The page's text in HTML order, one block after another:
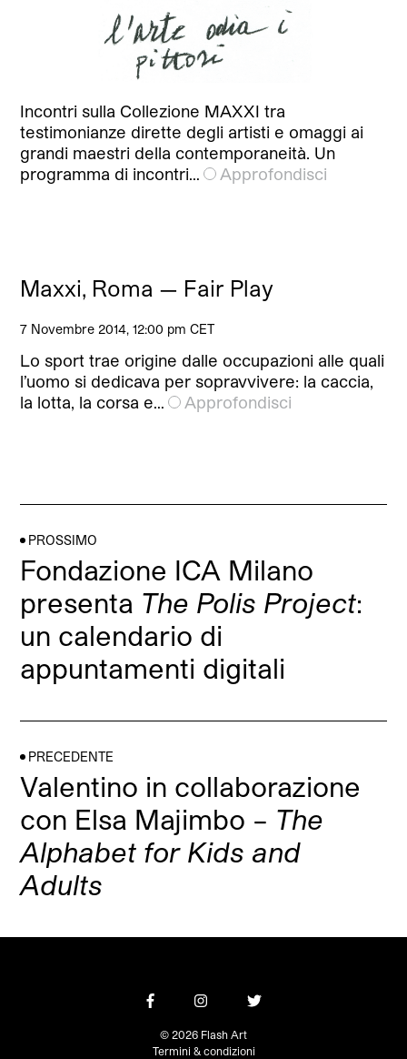
Incontri sulla Collezione MAXXI tra
testimonianze dirette degli artisti e omaggi ai
grandi maestri della contemporaneità. Un
programma di incontri…
Approfondisci
Maxxi, Roma — Fair Play
7 Novembre 2014, 12:00 pm CET
Lo sport trae origine dalle occupazioni alle quali
l’uomo si dedicava per sopravvivere: la caccia,
la lotta, la corsa e…
Approfondisci
PROSSIMO
Fondazione ICA Milano
presenta The Polis Project:
un calendario di
appuntamenti digitali
PRECEDENTE
Valentino in collaborazione
con Elsa Majimbo – The
Alphabet for Kids and
Adults
© 2026 Flash Art
Termini & condizioni